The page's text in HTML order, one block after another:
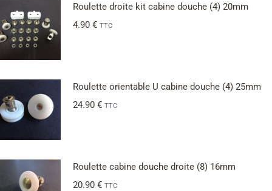
Roulette droite kit cabine douche (4) 20mm
4.90 € TTC
Roulette orientable U cabine douche (4) 25mm
24.90 € TTC
Roulette cabine douche droite (8) 16mm
20.90 € TTC